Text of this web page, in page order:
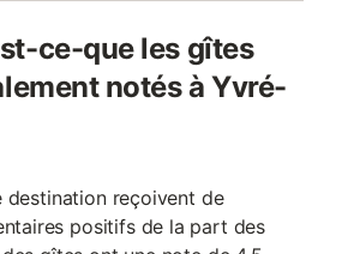
ce-que les gîtes
notés à Yvré-
destination reçoivent de
positifs de la part des